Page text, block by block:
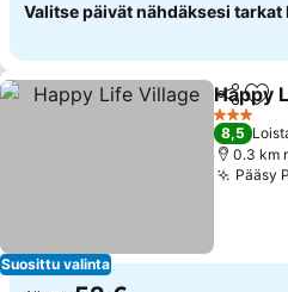
Valitse päivät nähdäksesi tarkat
Suosittu valinta
Jaa
Happy
3
8,5
0.3 km
Pääsy